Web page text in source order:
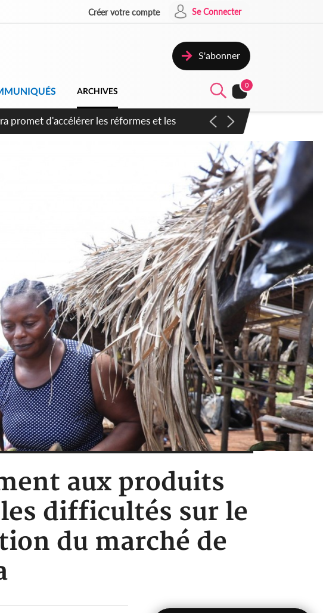
Créer votre compte Se Connecter
S'abonner
ARCHIVES
0
et veut s'en inspirer pour accélérer le
aux produits
difficultés sur le
du marché de